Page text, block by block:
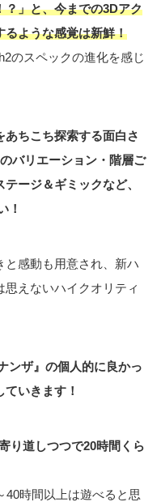
？」と、今までの3Dアク
るような感覚は新鮮！
のスペックの進化を感じ
ちこち探索する面白さ
バリエーション・階層ご
ージ＆ギミックなど、
！
と感動も用意され、新ハ
えないハイクオリティ
ンザ』の個人的に良かっ
いきます！
り道しつつで20時間くら
40時間以上は遊べると思